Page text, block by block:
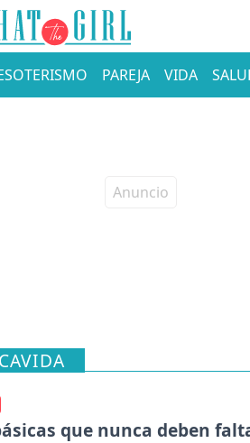
PAREJA VIDA
que nunca deben